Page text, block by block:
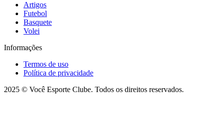
Artigos
Futebol
Basquete
Volei
Informações
Termos de uso
Política de privacidade
2025 © Você Esporte Clube. Todos os direitos reservados.